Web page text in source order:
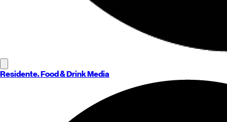
Residente. Food & Drink Media